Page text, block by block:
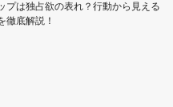
プは独占欲の表れ？行動から見える
徹底解説！